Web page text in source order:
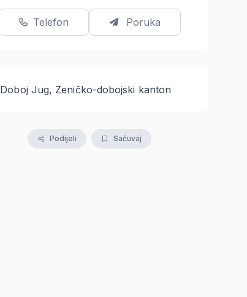
Telefon Poruka
Doboj Jug, Zeničko-dobojski kanton
Podijeli Sačuvaj